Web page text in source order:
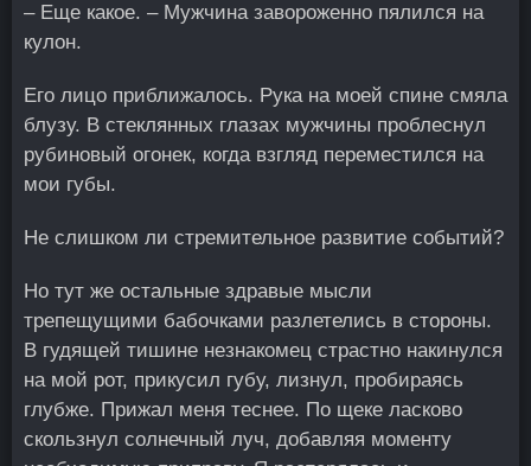
– Еще какое. – Мужчина завороженно пялился на
кулон.
Его лицо приближалось. Рука на моей спине смяла
блузу. В стеклянных глазах мужчины проблеснул
рубиновый огонек, когда взгляд переместился на
мои губы.
Не слишком ли стремительное развитие событий?
Но тут же остальные здравые мысли
трепещущими бабочками разлетелись в стороны.
В гудящей тишине незнакомец страстно накинулся
на мой рот, прикусил губу, лизнул, пробираясь
глубже. Прижал меня теснее. По щеке ласково
скользнул солнечный луч, добавляя моменту